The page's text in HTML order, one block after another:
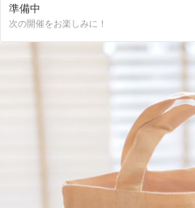
準備中
次の開催をお楽しみに！